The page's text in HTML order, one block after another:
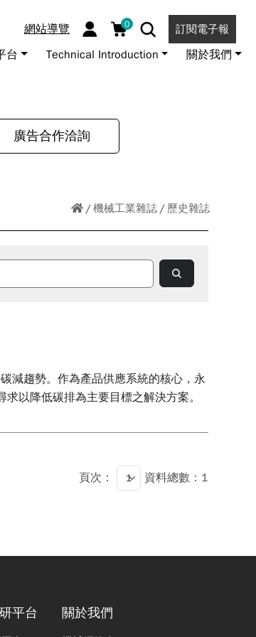
網站導覽 0 訂閱電子報
台 Technical Introduction 關於我們
廣告合作洽詢
機械工業雜誌 歷史雜誌
減趨勢。作為產品供應系統的核心，永
以降低碳排為主要目標之解決方案。
頁次： 資料總數：1
平台 關於我們